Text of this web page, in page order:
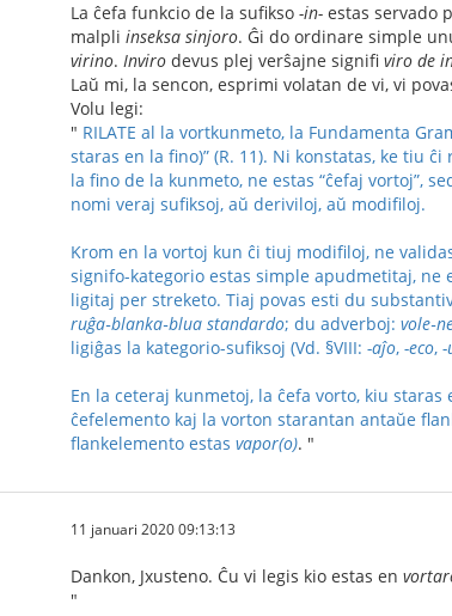
La ĉefa funkcio de la sufikso -in- estas servado
malpli inseksa sinjoro. Ĝi do ordinare simple
virino. Inviro devus plej verŝajne signifi viro de
Laŭ mi, la sencon, esprimi volatan de vi, vi
Volu legi:
" RILATE al la vortkunmeto, la Fundamenta
staras en la fino)” (R. 11). Ni konstatas, ke tiu
la fino de la kunmeto, ne estas “ĉefaj vortoj”,
nomi veraj sufiksoj, aŭ deriviloj, aŭ modifiloj.
Krom en la vortoj kun ĉi tiuj modifiloj, ne
signifo-kategorio estas simple apudmetitaj,
ligitaj per streketo. Tiaj povas esti du
ruĝa‑blanka‑blua standardo; du adverboj:
ligiĝas la kategorio-sufiksoj (Vd. §VIII: -aĵo, -eco, -
En la ceteraj kunmetoj, la ĉefa vorto, kiu
ĉefelemento kaj la vorton starantan antaŭe
flankelemento estas vapor(o). "
11 januari 2020 09:13:13
Dankon, Jxusteno. Ĉu vi legis kio estas en
"